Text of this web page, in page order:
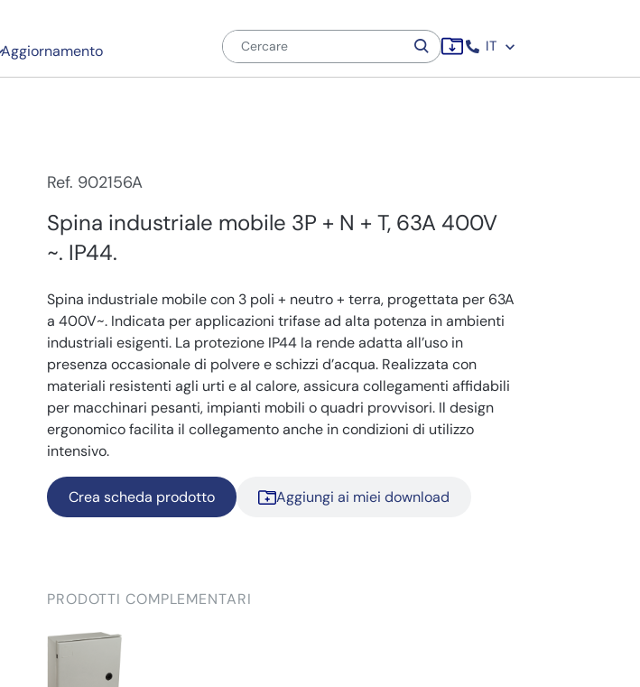
Aggiornamento IT
Ref. 902156A
Spina industriale mobile 3P + N + T, 63A 400V
~. IP44.
Spina industriale mobile con 3 poli + neutro + terra, progettata per 63A
a 400V~. Indicata per applicazioni trifase ad alta potenza in ambienti
industriali esigenti. La protezione IP44 la rende adatta all’uso in
presenza occasionale di polvere e schizzi d’acqua. Realizzata con
materiali resistenti agli urti e al calore, assicura collegamenti affidabili
per macchinari pesanti, impianti mobili o quadri provvisori. Il design
ergonomico facilita il collegamento anche in condizioni di utilizzo
intensivo.
Crea scheda prodotto Aggiungi ai miei download
PRODOTTI COMPLEMENTARI